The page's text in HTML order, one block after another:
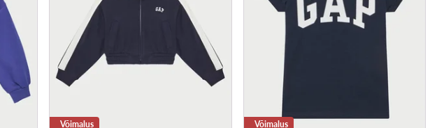
Võimalus Võimalus